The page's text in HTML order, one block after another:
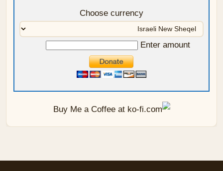
Choose currency
Enter amount